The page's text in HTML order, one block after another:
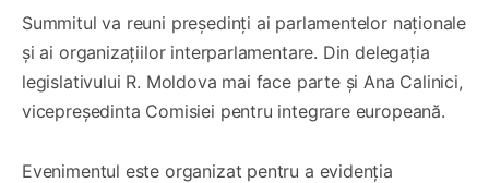
Summitul va reuni președinți ai parlamentelor naționale
și ai organizațiilor interparlamentare. Din delegația
legislativului R. Moldova mai face parte și Ana Calinici,
vicepreședinta Comisiei pentru integrare europeană.
Evenimentul este organizat pentru a evidenția